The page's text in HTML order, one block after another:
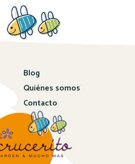
Blog
Quiénes somos
Contacto